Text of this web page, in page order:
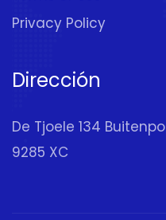
Privacy Policy
Dirección
De Tjoele 134
9285 XC